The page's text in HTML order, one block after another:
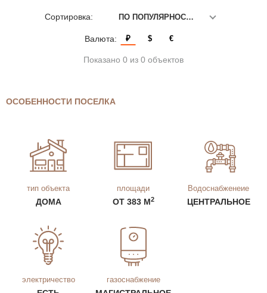
Сортировка: ПО ПОПУЛЯРНОСТИ
Валюта: ₽ $ €
Показано 0 из 0 объектов
ОСОБЕННОСТИ ПОСЕЛКА
тип объекта
ДОМА
площади
ОТ 383 М2
Водоснабженеие
ЦЕНТРАЛЬНОЕ
электричество газоснабжение